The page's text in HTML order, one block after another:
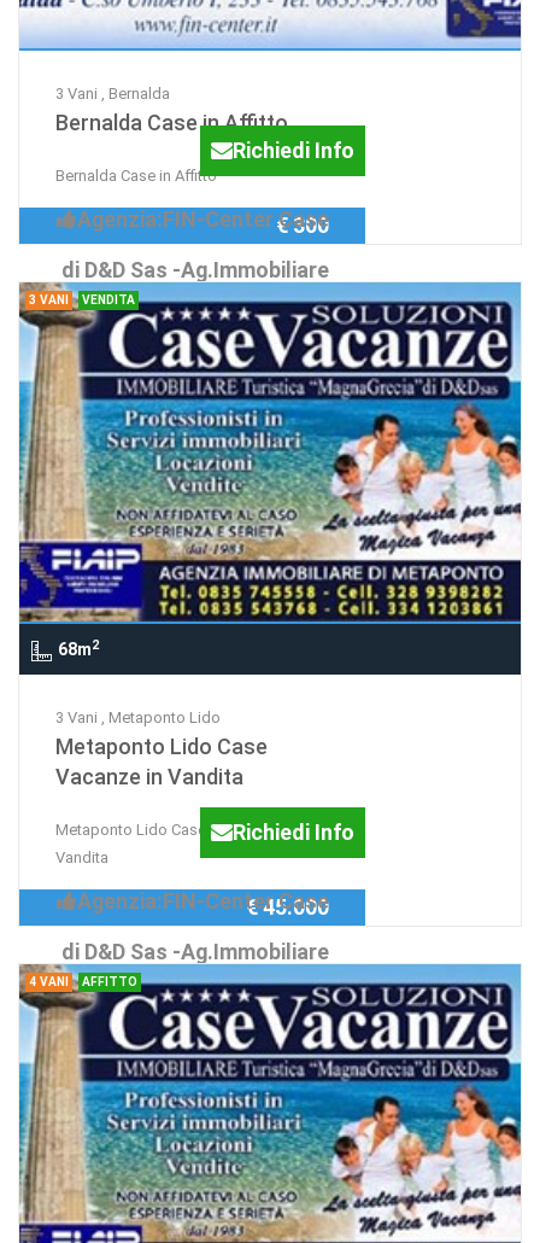
3 Vani , Bernalda
Bernalda Case in Affitto
Bernalda Case in Affitto
Richiedi Info
Agenzia:FIN-Center Case
di D&D Sas -Ag.Immobiliare
...dal
€ 300
3 VANI VENDITA
68m2
3 Vani , Metaponto Lido
Metaponto Lido Case
Vacanze in Vandita
Metaponto Lido Case Vacanze in
Vandita
Richiedi Info
Agenzia:FIN-Center Case
di D&D Sas -Ag.Immobiliare
...dal
€ 45.000
4 VANI AFFITTO